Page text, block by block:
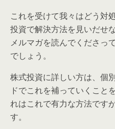
これを受けて我々はどう対
投資で解決方法を見いだせ
メルマガを読んでくださっ
でしょう。
株式投資に詳しい方は、個
ドでこれを補っていくこと
れはこれで有力な方法です
す。